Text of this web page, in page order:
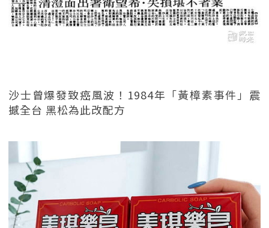
沙士曾爆發致癌風波！1984年「黃樟素事件」震
撼全台 黑松為此改配方